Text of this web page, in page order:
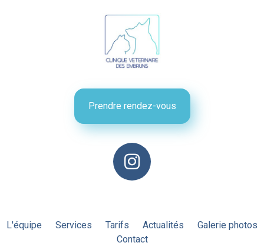
Prendre rendez-vous
L'équipe Services Tarifs Actualités
Galerie photos
Contact